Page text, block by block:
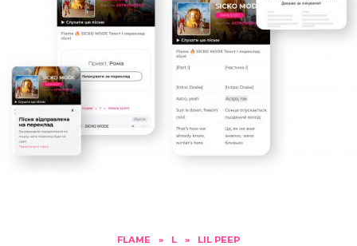
FLAME » L » LIL PEEP